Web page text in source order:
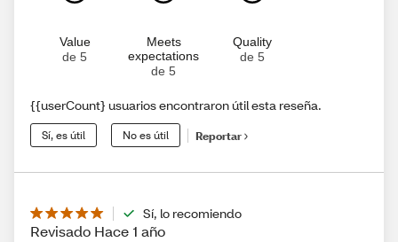
Value
de 5
Meets
expectations
de 5
Quality
de 5
{{userCount} usuarios encontraron útil esta reseña.
Sí, es útil No es útil Reportar
Sí, lo recomiendo
Revisado Hace 1 año